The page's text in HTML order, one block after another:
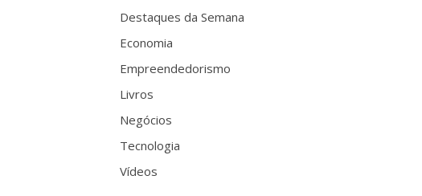
Destaques da Semana
Economia
Empreendedorismo
Livros
Negócios
Tecnologia
Vídeos